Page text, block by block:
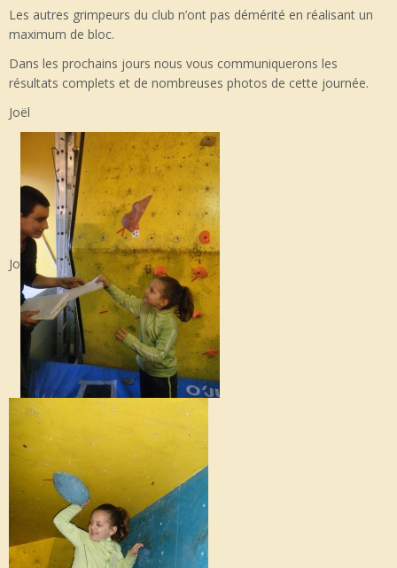
Les autres grimpeurs du club n’ont pas démérité en réalisant un
maximum de bloc.
Dans les prochains jours nous vous communiquerons les
résultats complets et de nombreuses photos de cette journée.
Joël
Jo